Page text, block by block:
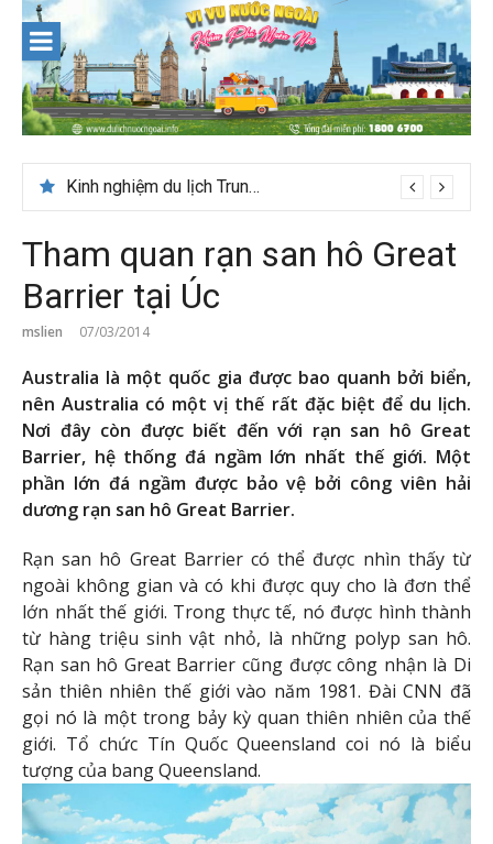
content
Kinh nghiệm du lịch Trung Á lần đầu cho khách Việt
Du lịch Maldives – Lần đầu nên đi đâu, chơi gì?
Tham quan rạn san hô Great
Barrier tại Úc
mslien 07/03/2014
Australia là một quốc gia được bao quanh bởi biển,
nên Australia có một vị thế rất đặc biệt để du lịch.
Nơi đây còn được biết đến với rạn san hô Great
Barrier, hệ thống đá ngầm lớn nhất thế giới. Một
phần lớn đá ngầm được bảo vệ bởi công viên hải
dương rạn san hô Great Barrier.
Rạn san hô Great Barrier có thể được nhìn thấy từ
ngoài không gian và có khi được quy cho là đơn thể
lớn nhất thế giới. Trong thực tế, nó được hình thành
từ hàng triệu sinh vật nhỏ, là những polyp san hô.
Rạn san hô Great Barrier cũng được công nhận là Di
sản thiên nhiên thế giới vào năm 1981. Đài CNN đã
gọi nó là một trong bảy kỳ quan thiên nhiên của thế
giới. Tổ chức Tín Quốc Queensland coi nó là biểu
tượng của bang Queensland.